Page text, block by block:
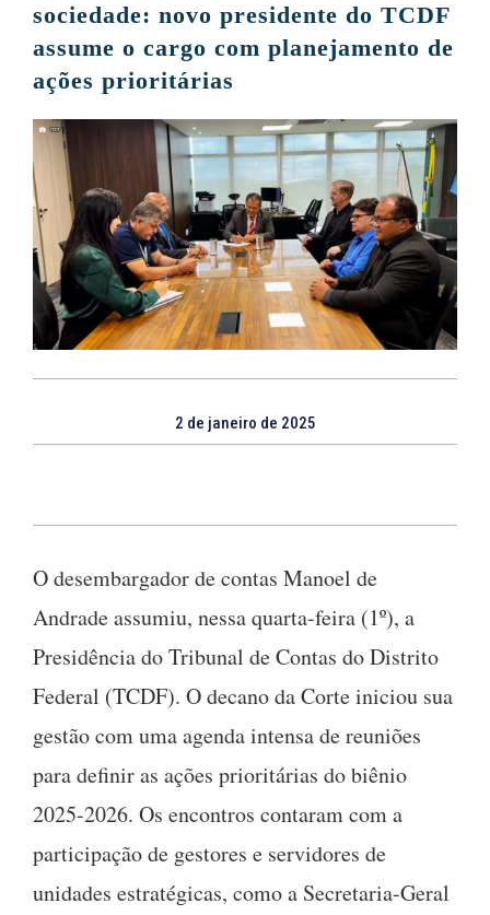
sociedade: novo presidente do TCDF
assume o cargo com planejamento de
ações prioritárias
2 de janeiro de 2025
O desembargador de contas Manoel de
Andrade assumiu, nessa quarta-feira (1º), a
Presidência do Tribunal de Contas do Distrito
Federal (TCDF). O decano da Corte iniciou sua
gestão com uma agenda intensa de reuniões
para definir as ações prioritárias do biênio
2025-2026. Os encontros contaram com a
participação de gestores e servidores de
unidades estratégicas, como a Secretaria-Geral